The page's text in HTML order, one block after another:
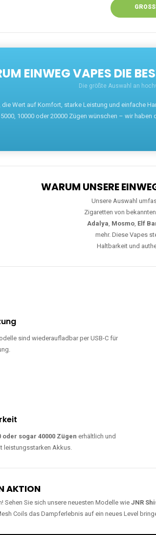
EINWEG VAPES DIE
Die größte Auswahl an
Wert auf Komfort, starke Leistung und einfache
10000 oder 20000 Zügen wünschen – wir
WARUM UNSERE
Unsere Auswahl
Zigaretten von
Adalya, Mosmo, Elf
mehr. Diese Vapes
Haltbarkeit und
sind wiederaufladbar per USB-C für
oder sogar 40000 Zügen erhältlich und
leistungsstarken Akkus.
AKTION
Sehen Sie sich unsere neuesten Modelle wie JNR
Coils das Dampferlebnis auf ein neues Level